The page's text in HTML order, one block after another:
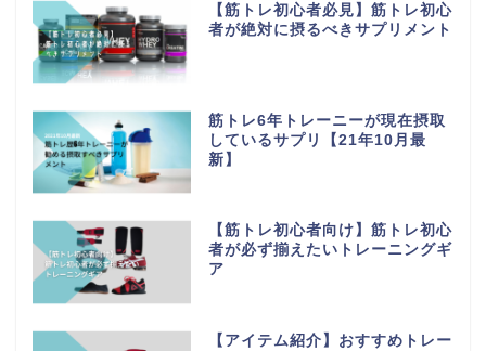
【筋トレ初心者必見】筋トレ初心
者が絶対に摂るべきサプリメント
筋トレ6年トレーニーが現在摂取
しているサプリ【21年10月最
新】
【筋トレ初心者向け】筋トレ初心
者が必ず揃えたいトレーニングギ
ア
【アイテム紹介】おすすめトレー